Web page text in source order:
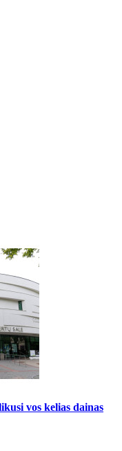
vos kelias dainas